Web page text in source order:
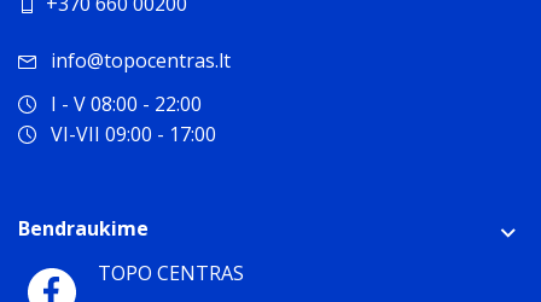
info@topocentras.lt
I - V 08:00 - 22:00
VI-VII 09:00 - 17:00
Bendraukime
TOPO CENTRAS